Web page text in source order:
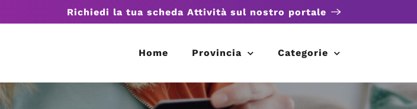
Richiedi la tua scheda Attività sul nostro portale
Home Provincia Categorie